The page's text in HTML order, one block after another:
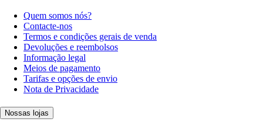
Quem somos nós?
Contacte-nos
Termos e condições gerais de venda
Devoluções e reembolsos
Informação legal
Meios de pagamento
Tarifas e opções de envio
Nota de Privacidade
Nossas lojas